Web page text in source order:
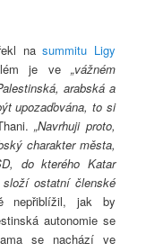
nasummitu Ligy
je ve „vážném
arabská a
upozaďována, to si
„Navrhuji proto,
charakter města,
do kterého Katar
ostatní členské
nepřiblížil, jak by
autonomie se
se nachází ve